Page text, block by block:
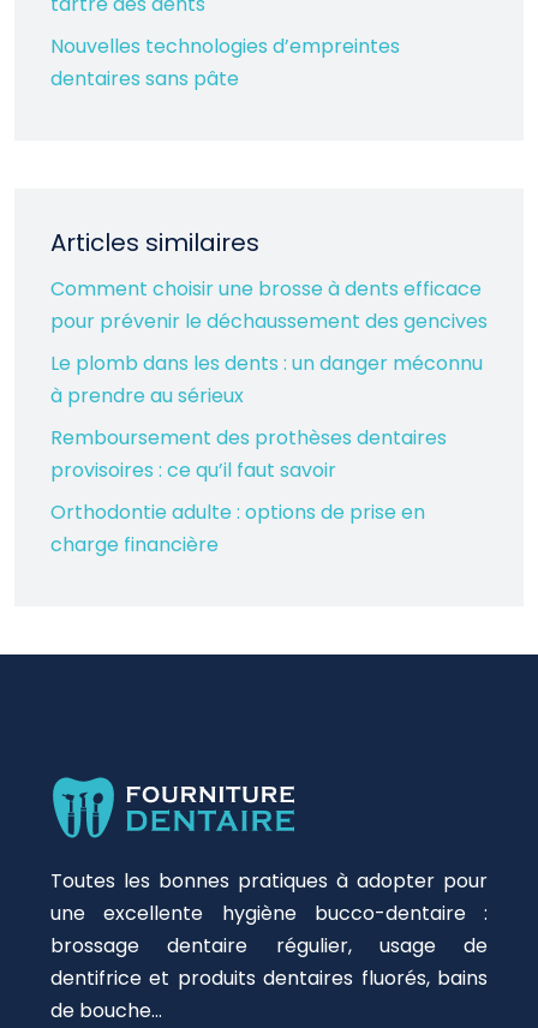
Nouvelles technologies d’empreintes
dentaires sans pâte
Articles similaires
Comment choisir une brosse à dents efficace
pour prévenir le déchaussement des gencives
Le plomb dans les dents : un danger méconnu
à prendre au sérieux
Remboursement des prothèses dentaires
provisoires : ce qu’il faut savoir
Orthodontie adulte : options de prise en
charge financière
Toutes les bonnes pratiques à adopter pour
une excellente hygiène bucco-dentaire :
brossage dentaire régulier, usage de
dentifrice et produits dentaires fluorés, bains
de bouche…